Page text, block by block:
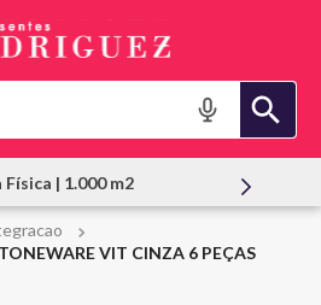
1.000 m2
VIT CINZA 6 PEÇAS